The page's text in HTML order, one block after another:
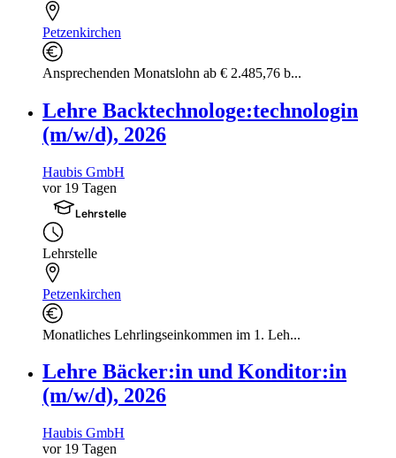
Petzenkirchen
Ansprechenden Monatslohn ab € 2.485,76 b...
Lehre Backtechnologe:technologin
(m/w/d), 2026
Haubis GmbH
vor 19 Tagen
Lehrstelle
Lehrstelle
Petzenkirchen
Monatliches Lehrlingseinkommen im 1. Leh...
Lehre Bäcker:in und Konditor:in
(m/w/d), 2026
Haubis GmbH
vor 19 Tagen